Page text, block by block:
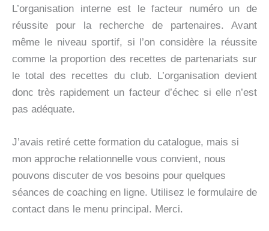
L’organisation interne est le facteur numéro un de
réussite pour la recherche de partenaires. Avant
même le niveau sportif, si l’on considère la réussite
comme la proportion des recettes de partenariats sur
le total des recettes du club. L’organisation devient
donc très rapidement un facteur d’échec si elle n’est
pas adéquate.
J’avais retiré cette formation du catalogue, mais si
mon approche relationnelle vous convient, nous
pouvons discuter de vos besoins pour quelques
séances de coaching en ligne. Utilisez le formulaire de
contact dans le menu principal. Merci.